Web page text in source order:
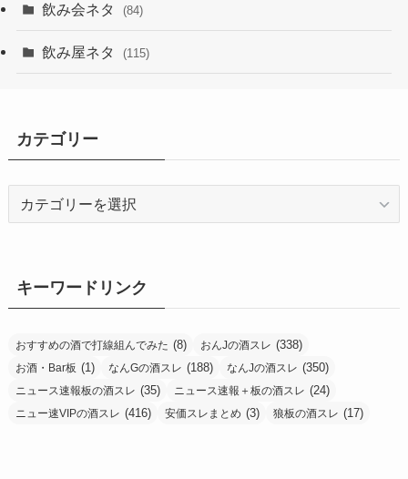
飲み会ネタ (84)
飲み屋ネタ (115)
カテゴリー
ーキーワードリンク
おすすめの酒で打線組んでみた (8) おんJの酒スレ (338)
お酒・Bar板 (1) なんGの酒スレ (188) なんJの酒スレ (350)
ニュース速報板の酒スレ (35) ニュース速報＋板の酒スレ (24)
ニュー速VIPの酒スレ (416) 安価スレまとめ (3) 狼板の酒スレ (17)